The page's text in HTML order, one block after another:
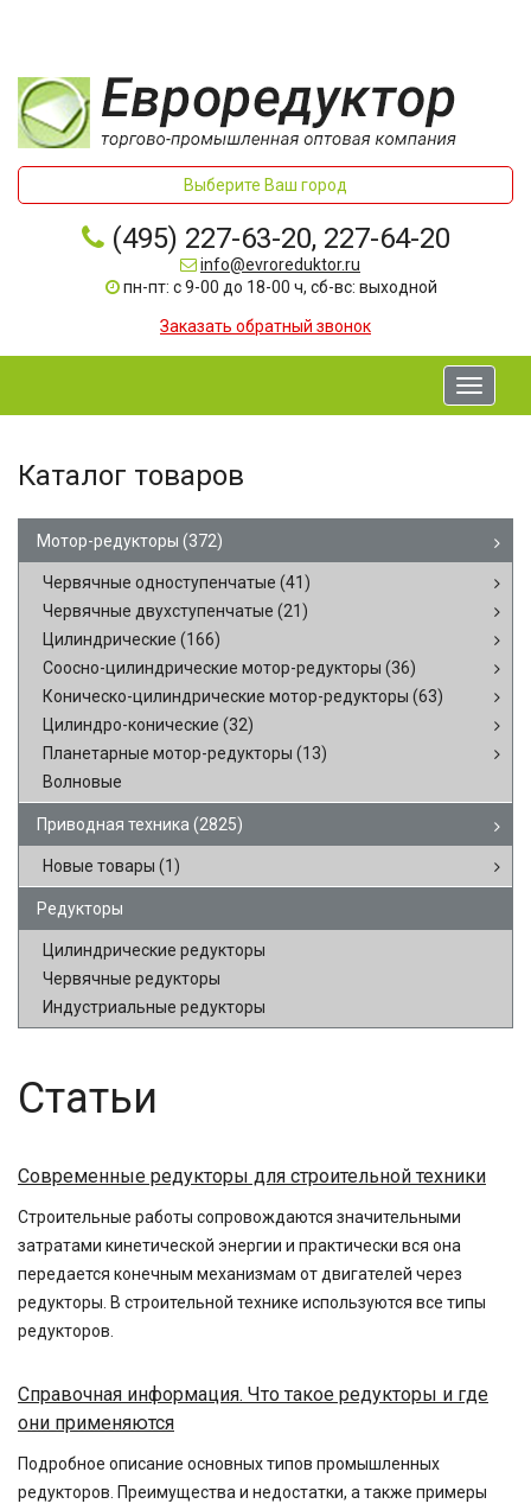
Выберите Ваш город
(495) 227-63-20, 227-64-20
info@evroreduktor.ru
пн-пт: с 9-00 до 18-00 ч, сб-вс: выходной
Заказать обратный звонок
Toggle
Каталог товаров
Мотор-редукторы (372)
Червячные одноступенчатые (41)
Червячные двухступенчатые (21)
Цилиндрические (166)
Соосно-цилиндрические мотор-редукторы (36)
Коническо-цилиндрические мотор-редукторы (63)
Цилиндро-конические (32)
Планетарные мотор-редукторы (13)
Волновые
Приводная техника (2825)
Новые товары (1)
Редукторы
Цилиндрические редукторы
Червячные редукторы
Индустриальные редукторы
Статьи
Современные редукторы для строительной техники
Строительные работы сопровождаются значительными
затратами кинетической энергии и практически вся она
передается конечным механизмам от двигателей через
редукторы. В строительной технике используются все типы
редукторов.
Справочная информация. Что такое редукторы и где
они применяются
Подробное описание основных типов промышленных
редукторов. Преимущества и недостатки, а также примеры